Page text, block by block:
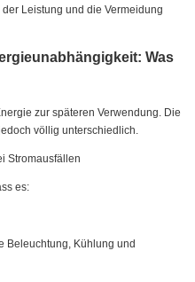
Leistung und die Vermeidung
Was
zur späteren Verwendung. Die
völlig unterschiedlich.
Stromausfällen
es:
Beleuchtung, Kühlung und